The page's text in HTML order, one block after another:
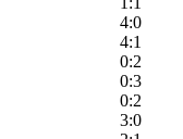
4:0
4:1
0:2
0:3
0:2
3:0